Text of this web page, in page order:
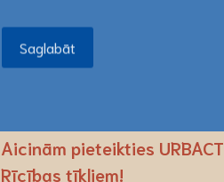
Saglabāt
2026.gada 24.-25. martā
2021.-2027.gadam (turpmāk –
platformu konkursā un 28 projektus
finansēti no Eiropas Reģionālās
Aicinām pieteikties
Rīcības tīkliem!
Saglabāt